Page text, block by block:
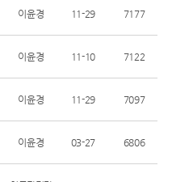
이윤경 11-29 7177
이윤경 11-10 7122
이윤경 11-29 7097
이윤경 03-27 6806